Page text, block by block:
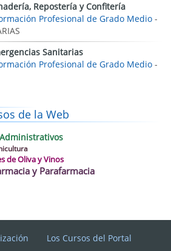
Repostería y Confitería
Profesional de Grado Medio -
Sanitarias
Profesional de Grado Medio -
de la Web
de Oliva y Vinos
y Parafarmacia
Los Cursos del Portal